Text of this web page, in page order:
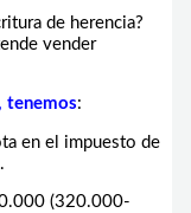
de herencia?
vender
tenemos:
en el impuesto de
(320.000-